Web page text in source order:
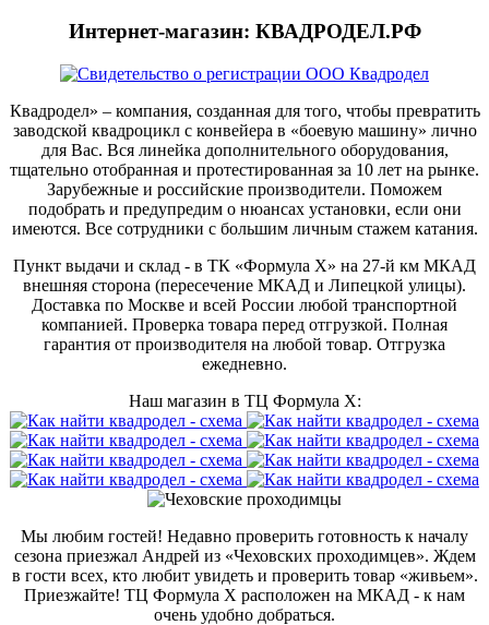
Интернет-магазин: КВАДРОДЕЛ.РФ
Квадродел» – компания, созданная для того, чтобы превратить
заводской квадроцикл с конвейера в «боевую машину» лично
для Вас. Вся линейка дополнительного оборудования,
тщательно отобранная и протестированная за 10 лет на рынке.
Зарубежные и российские производители. Поможем
подобрать и предупредим о нюансах установки, если они
имеются. Все сотрудники с большим личным стажем катания.
Пункт выдачи и склад - в ТК «Формула X» на 27-й км МКАД
внешняя сторона (пересечение МКАД и Липецкой улицы).
Доставка по Москве и всей России любой транспортной
компанией. Проверка товара перед отгрузкой. Полная
гарантия от производителя на любой товар. Отгрузка
ежедневно.
Наш магазин в ТЦ Формула Х:
Мы любим гостей! Недавно проверить готовность к началу
сезона приезжал Андрей из «Чеховских проходимцев». Ждем
в гости всех, кто любит увидеть и проверить товар «живьем».
Приезжайте! ТЦ Формула Х расположен на МКАД - к нам
очень удобно добраться.